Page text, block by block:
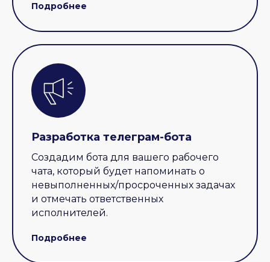
Подробнее
Разработка телеграм-бота
Создадим бота для вашего рабочего
чата, который будет напоминать о
невыполненных/просроченных задачах
и отмечать ответственных
исполнителей.
Подробнее